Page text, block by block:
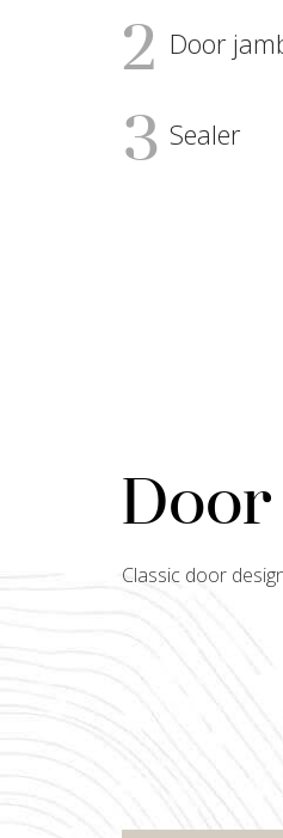
2 Door
3 Sealer
Classic door